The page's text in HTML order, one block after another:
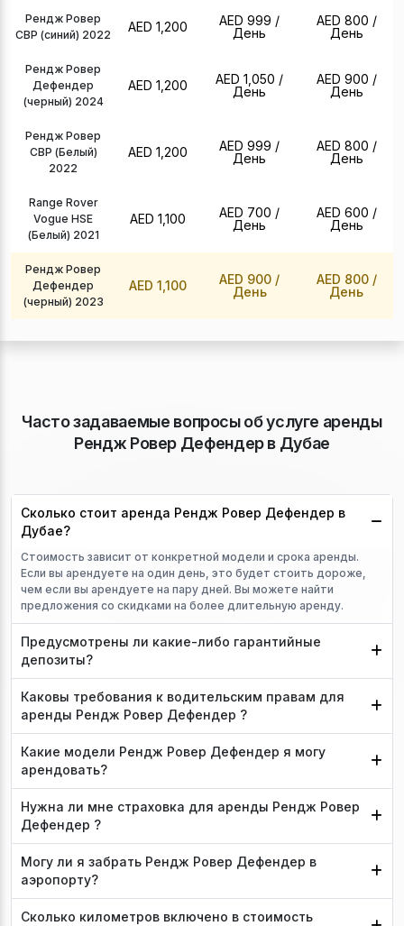
Рендж Ровер
СВР (синий) 2022
AED 1,200 AED 999 /
День
AED 800 /
День
Рендж Ровер
Дефендер
(черный) 2024
AED 1,200 AED 1,050 /
День
AED 900 /
День
Рендж Ровер
СВР (Белый)
2022
AED 1,200 AED 999 /
День
AED 800 /
День
Range Rover
Vogue HSE
(Белый) 2021
AED 1,100 AED 700 /
День
AED 600 /
День
Рендж Ровер
Дефендер
(черный) 2023
AED 1,100 AED 900 /
День
AED 800 /
День
Часто задаваемые вопросы об услуге аренды
Рендж Ровер Дефендер в Дубае
Сколько стоит аренда Рендж Ровер Дефендер в
Дубае?
Стоимость зависит от конкретной модели и срока аренды.
Если вы арендуете на один день, это будет стоить дороже,
чем если вы арендуете на пару дней. Вы можете найти
предложения со скидками на более длительную аренду.
Предусмотрены ли какие-либо гарантийные
депозиты?
Каковы требования к водительским правам для
аренды Рендж Ровер Дефендер ?
Какие модели Рендж Ровер Дефендер я могу
арендовать?
Нужна ли мне страховка для аренды Рендж Ровер
Дефендер ?
Могу ли я забрать Рендж Ровер Дефендер в
аэропорту?
Сколько километров включено в стоимость